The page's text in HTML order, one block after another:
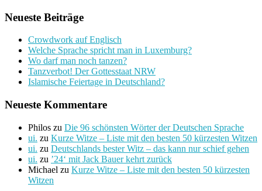
Neueste Beiträge
Crowdwork auf Englisch
Welche Sprache spricht man in Luxemburg?
Wo darf man noch tanzen?
Tanzverbot! Der Gottesstaat NRW
Islamische Feiertage in Deutschland?
Neueste Kommentare
Philos zu Die 96 schönsten Wörter der Deutschen Sprache
ui. zu Kurze Witze – Liste mit den besten 50 kürzesten Witzen
ui. zu Deutschlands bester Witz – das kann nur schief gehen
ui. zu ’24‘ mit Jack Bauer kehrt zurück
Michael zu Kurze Witze – Liste mit den besten 50 kürzesten
Witzen